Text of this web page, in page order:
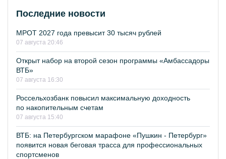
Последние новости
МРОТ 2027 года превысит 30 тысяч рублей
07 августа 20:46
Открыт набор на второй сезон программы «Амбассадоры
ВТБ»
07 августа 16:30
Россельхозбанк повысил максимальную доходность
по накопительным счетам
07 августа 15:40
ВТБ: на Петербургском марафоне «Пушкин - Петербург»
появится новая беговая трасса для профессиональных
спортсменов